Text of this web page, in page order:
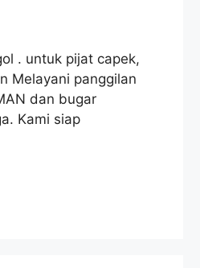
. untuk pijat capek,
Melayani panggilan
dan bugar
Kami siap